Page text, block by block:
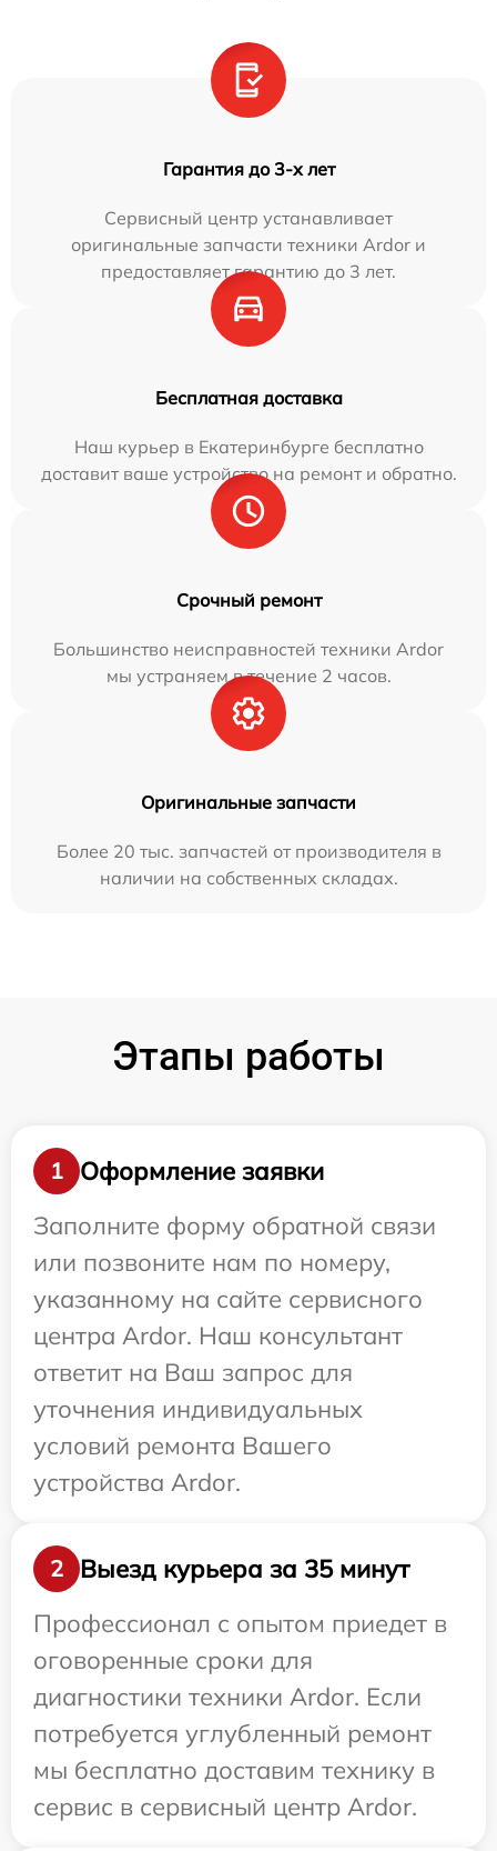
Гарантия до 3-х лет
Сервисный центр устанавливает
оригинальные запчасти техники Ardor и
предоставляет гарантию до 3 лет.
Бесплатная доставка
Наш курьер в Екатеринбурге бесплатно
доставит ваше устройство на ремонт и обратно.
Срочный ремонт
Большинство неисправностей техники Ardor
мы устраняем в течение 2 часов.
Оригинальные запчасти
Более 20 тыс. запчастей от производителя в
наличии на собственных складах.
Этапы работы
1
Оформление заявки
Заполните форму обратной связи
или позвоните нам по номеру,
указанному на сайте сервисного
центра Ardor. Наш консультант
ответит на Ваш запрос для
уточнения индивидуальных
условий ремонта Вашего
устройства Ardor.
2
Выезд курьера за 35 минут
Профессионал с опытом приедет в
оговоренные сроки для
диагностики техники Ardor. Если
потребуется углубленный ремонт
мы бесплатно доставим технику в
сервис в сервисный центр Ardor.